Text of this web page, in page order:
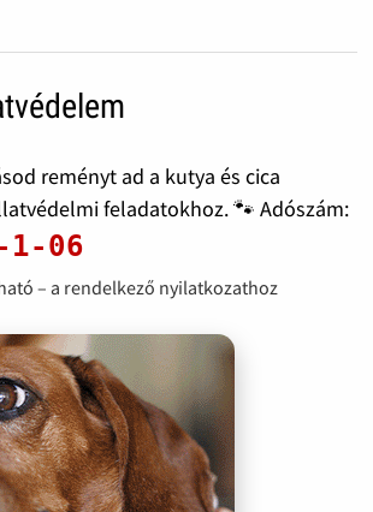
reményt ad a kutya és cica
feladatokhoz. 🐾 Adószám:
1-06
– a rendelkező nyilatkozathoz